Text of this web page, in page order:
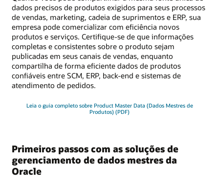
dados precisos de produtos exigidos para seus processos
de vendas, marketing, cadeia de suprimentos e ERP, sua
empresa pode comercializar com eficiência novos
produtos e serviços. Certifique-se de que informações
completas e consistentes sobre o produto sejam
publicadas em seus canais de vendas, enquanto
compartilha de forma eficiente dados de produtos
confiáveis entre SCM, ERP, back-end e sistemas de
atendimento de pedidos.
Leia o guia completo sobre Product Master Data (Dados Mestres de
Produtos) (PDF)
Primeiros passos com as soluções de
gerenciamento de dados mestres da
Oracle